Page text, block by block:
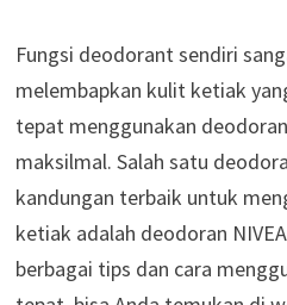
Fungsi deodorant sendiri
melembapkan kulit ketiak
tepat menggunakan
maksilmal. Salah satu
kandungan terbaik untuk
ketiak adalah deodoran
berbagai tips dan cara